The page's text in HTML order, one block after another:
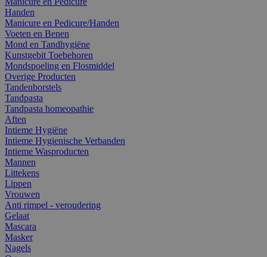
Handen
Manicure en Pedicure/Handen
Voeten en Benen
Mond en Tandhygiëne
Kunstgebit Toebehoren
Mondspoeling en Flosmiddel
Overige Producten
Tandenborstels
Tandpasta
Tandpasta homeopathie
Aften
Intieme Hygiëne
Intieme Hygienische Verbanden
Intieme Wasproducten
Mannen
Littekens
Lippen
Vrouwen
Anti rimpel - veroudering
Gelaat
Mascara
Masker
Nagels